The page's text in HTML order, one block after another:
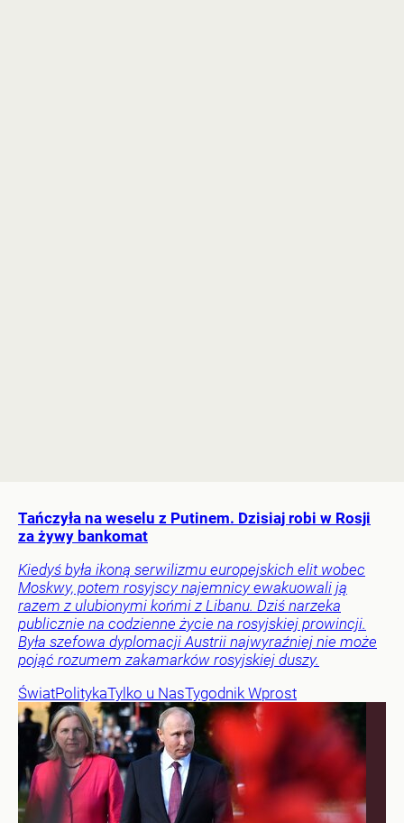
Tańczyła na weselu z Putinem. Dzisiaj robi w Rosji
za żywy bankomat
Kiedyś była ikoną serwilizmu europejskich elit wobec
Moskwy, potem rosyjscy najemnicy ewakuowali ją
razem z ulubionymi końmi z Libanu. Dziś narzeka
publicznie na codzienne życie na rosyjskiej prowincji.
Była szefowa dyplomacji Austrii najwyraźniej nie może
pojąć rozumem zakamarków rosyjskiej duszy.
ŚwiatPolitykaTylko u NasTygodnik Wprost